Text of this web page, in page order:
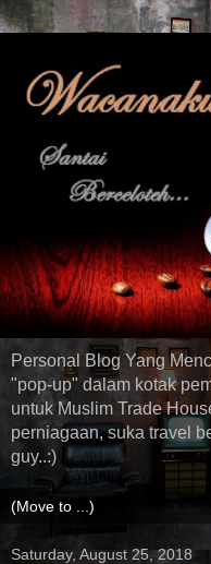
Personal Blog Yang
"pop-up" dalam kotak
untuk Muslim Trade
perniagaan, suka travel
guy..:)
Saturday, August 25, 2018